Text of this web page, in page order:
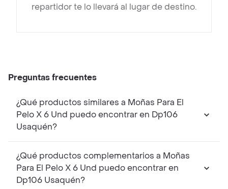
repartidor te lo llevará al lugar de destino.
Preguntas frecuentes
¿Qué productos similares a Moñas Para El
Pelo X 6 Und puedo encontrar en Dp106
Usaquén?
¿Qué productos complementarios a Moñas
Para El Pelo X 6 Und puedo encontrar en
Dp106 Usaquén?